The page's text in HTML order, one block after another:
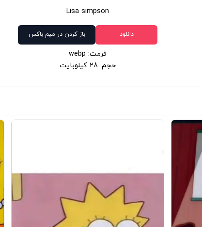
Lisa simpson
دانلود باز کردن در میم باکس
فرمت: webp
حجم: 28 کیلوبایت